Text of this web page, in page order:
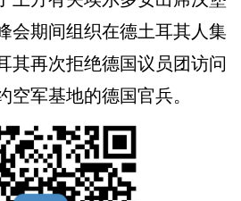
会期间组织在德土耳其人集
其再次拒绝德国议员团访问
军基地的德国官兵。